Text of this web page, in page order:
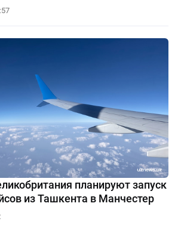
планируют запуск
из Ташкента в Манчестер